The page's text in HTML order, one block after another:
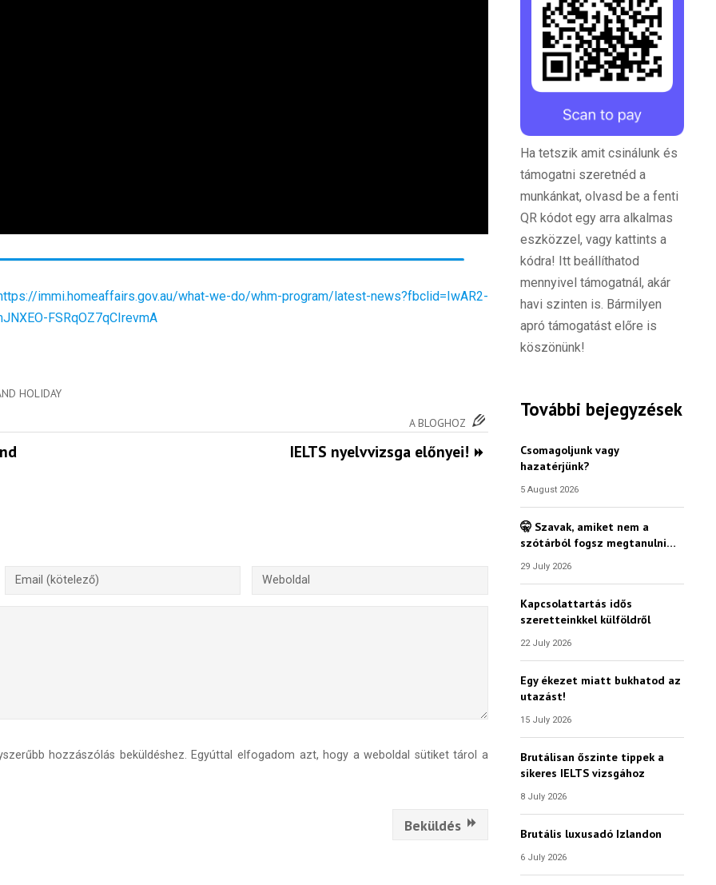
immi.homeaffairs.gov.au/what-we-do/whm-program/latest-news?fbclid=IwAR2-
FSRqOZ7qCIrevmA
HOLIDAY
A BLOGHOZ
IELTS nyelvvizsga előnyei!
hozzászólás beküldéshez. Egyúttal elfogadom azt, hogy a weboldal sütiket tárol a
Beküldés
Ha tetszik amit csinálunk és
támogatni szeretnéd a
munkánkat, olvasd be a fenti
QR kódot egy arra alkalmas
eszközzel, vagy kattints a
kódra! Itt beállíthatod
mennyivel támogatnál, akár
havi szinten is. Bármilyen
apró támogatást előre is
köszönünk!
További bejegyzések
Csomagoljunk vagy
hazatérjünk?
5 August 2026
🤫 Szavak, amiket nem a
szótárból fogsz megtanulni…
29 July 2026
Kapcsolattartás idős
szeretteinkkel külföldről
22 July 2026
Egy ékezet miatt bukhatod az
utazást!
15 July 2026
Brutálisan őszinte tippek a
sikeres IELTS vizsgához
8 July 2026
Brutális luxusadó Izlandon
6 July 2026